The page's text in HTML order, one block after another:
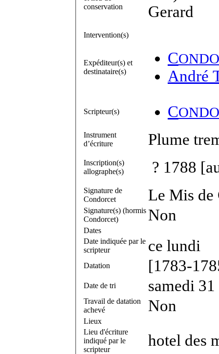
conservation
Gerard
Intervention(s)
Expéditeur(s) et
destinataire(s)
C
André
Scripteur(s) C
Instrument
d’écriture
Plume
Inscription(s)
allographe(s)
? 1788
Signature de
Condorcet
Le Mis de
Signature(s) (hormis
Condorcet)
Non
Dates
Date indiquée par le
scripteur
ce lundi
Datation [1783-
Date de tri samedi
Travail de datation
achevé
Non
Lieux
Lieu d'écriture
indiqué par le
scripteur
hotel des